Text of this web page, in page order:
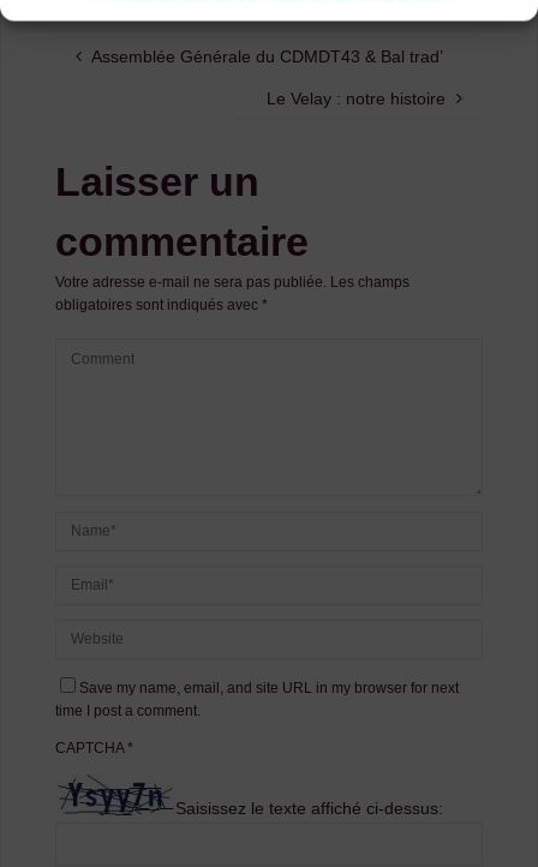
Assemblée Générale du CDMDT43 & Bal trad’
Le Velay : notre histoire
Laisser un
commentaire
Votre adresse e-mail ne sera pas publiée. Les champs
obligatoires sont indiqués avec *
Save my name, email, and site URL in my browser for next
time I post a comment.
CAPTCHA*
Saisissez le texte affiché ci-dessus: